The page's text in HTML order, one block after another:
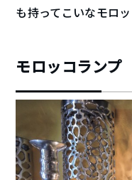
も持ってこいなモロ
モロッコランプ